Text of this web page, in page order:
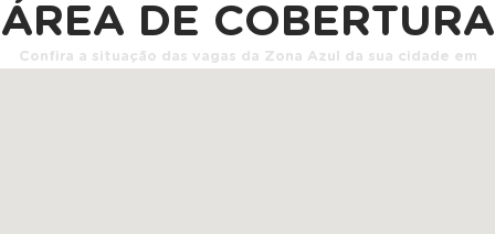
ÁREA DE COBERTURA
Confira a situação das vagas da Zona Azul da sua cidade em